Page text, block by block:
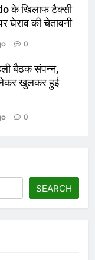
के खिलाफ टैक्सी
घेराव की चेतावनी
0
बैठक संपन्न,
लेकर खुलकर हुई
0
SEARCH